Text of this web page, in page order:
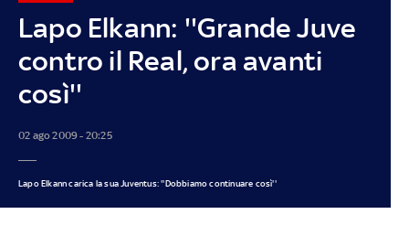
Lapo Elkann: ''Grande Juve
contro il Real, ora avanti
così''
02 ago 2009 - 20:25
Lapo Elkann carica la sua Juventus: ''Dobbiamo continuare così''